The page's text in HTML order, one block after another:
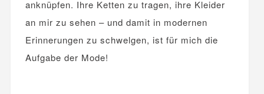
anknüpfen. Ihre Ketten zu tragen, ihre Kleider
an mir zu sehen – und damit in modernen
Erinnerungen zu schwelgen, ist für mich die
Aufgabe der Mode!